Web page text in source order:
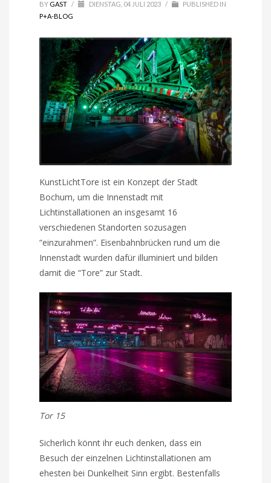
BY GAST / DIENSTAG, 04 JULI 2023 /
PUBLISHED IN
P+A-BLOG
KunstLichtTore ist ein Konzept der Stadt
Bochum, um die Innenstadt mit
Lichtinstallationen an insgesamt 16
verschiedenen Standorten sozusagen
“einzurahmen”. Eisenbahnbrücken rund um die
Innenstadt wurden dafür illuminiert und bilden
damit die “Tore” zur Stadt.
Tor 15
Sicherlich könnt ihr euch denken, dass ein
Besuch der einzelnen Lichtinstallationen am
ehesten bei Dunkelheit Sinn ergibt. Bestenfalls